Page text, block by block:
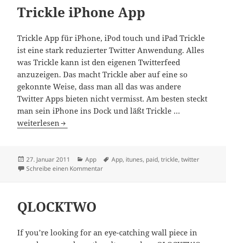
Trickle iPhone App
Trickle App für iPhone, iPod touch und iPad Trickle
ist eine stark reduzierter Twitter Anwendung. Alles
was Trickle kann ist den eigenen Twitterfeed
anzuzeigen. Das macht Trickle aber auf eine so
gekonnte Weise, dass man all das was andere
Twitter Apps bieten nicht vermisst. Am besten steckt
man sein iPhone ins Dock und läßt Trickle …
Trickle iPhone App
weiterlesen
Veröffentlicht
am
27. Januar 2011 Kategorien
App Schlagwörter
App, itunes, paid,trickle,twitter
Schreibe einen Kommentarzu Trickle iPhone App
QLOCKTWO
If you’re looking for an eye-catching wall piece in